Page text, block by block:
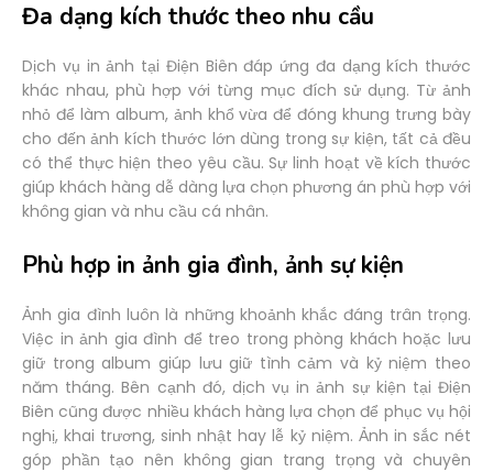
Đa dạng kích thước theo nhu cầu
Dịch vụ in ảnh tại Điện Biên đáp ứng đa dạng kích thước
khác nhau, phù hợp với từng mục đích sử dụng. Từ ảnh
nhỏ để làm album, ảnh khổ vừa để đóng khung trưng bày
cho đến ảnh kích thước lớn dùng trong sự kiện, tất cả đều
có thể thực hiện theo yêu cầu. Sự linh hoạt về kích thước
giúp khách hàng dễ dàng lựa chọn phương án phù hợp với
không gian và nhu cầu cá nhân.
Phù hợp in ảnh gia đình, ảnh sự kiện
Ảnh gia đình luôn là những khoảnh khắc đáng trân trọng.
Việc in ảnh gia đình để treo trong phòng khách hoặc lưu
giữ trong album giúp lưu giữ tình cảm và kỷ niệm theo
năm tháng. Bên cạnh đó, dịch vụ in ảnh sự kiện tại Điện
Biên cũng được nhiều khách hàng lựa chọn để phục vụ hội
nghị, khai trương, sinh nhật hay lễ kỷ niệm. Ảnh in sắc nét
góp phần tạo nên không gian trang trọng và chuyên